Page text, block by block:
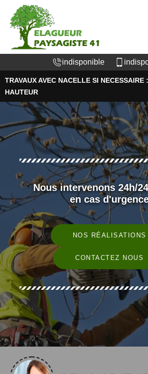
indisponible
TRAVAUX AVEC NACELLE SI NECESSAIRE
HAUTEUR
Nous intervenons 24h/
en cas
NOS RÉALISATIONS
CONTACTEZ NOUS